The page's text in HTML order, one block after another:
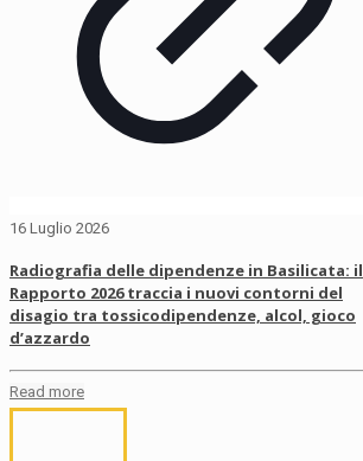
16 Luglio 2026
Radiografia delle dipendenze in Basilicata: il
Rapporto 2026 traccia i nuovi contorni del
disagio tra tossicodipendenze, alcol, gioco
d’azzardo
Read more